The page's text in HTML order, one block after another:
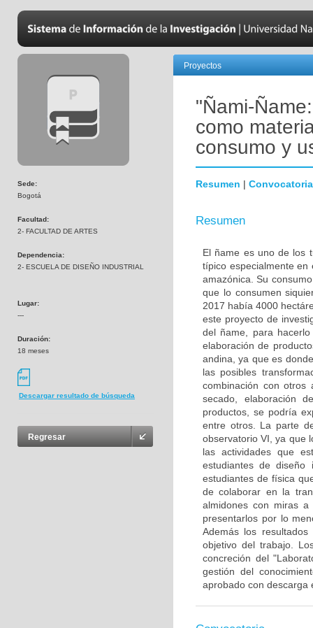
Sede:
Bogotá
Facultad:
2- FACULTAD DE ARTES
Dependencia:
2- ESCUELA DE DISEÑO INDUSTRIAL
Lugar:
---
Duración:
18 meses
Descargar resultado de búsqueda
Regresar
Proyectos
"Ñami-
como
consumo y
Resumen | Convocatoria
Resumen
El ñame es uno de los
típico especialmente en
amazónica. Su
que lo consumen
2017 había 4000
este proyecto de
del ñame, para
elaboración de
andina, ya que es
las posibles
combinación con
secado, elaboración
productos, se podría
entre otros. La parte
observatorio VI, ya que
las actividades que
estudiantes de
estudiantes de física
de colaborar en la
almidones con miras
presentarlos por lo
Además los
objetivo del trabajo.
concreción del
gestión del
aprobado con descarga